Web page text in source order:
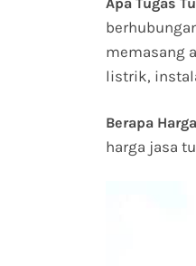
memasang
listrik,
Berapa
harga jasa